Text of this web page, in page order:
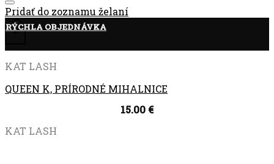
Pridať do zoznamu želaní
+
RÝCHLA OBJEDNÁVKA
KAT LASH
QUEEN K, PRÍRODNÉ MIHALNICE
15.00 €
KAT LASH